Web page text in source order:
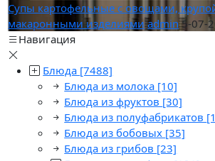
Супы картофельные с овощами,
макаронными изделиями admin 5-07-
Навигация
Блюда [7488]
Блюда из молока [10]
Блюда из фруктов [30]
Блюда из полуфабрикатов
Блюда из бобовых [35]
Блюда из грибов [23]